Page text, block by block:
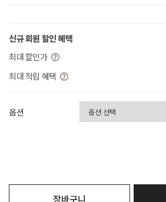
신규 회원 할인 혜택
최대 할인가
최대 적립 혜택
옵션
장바구니